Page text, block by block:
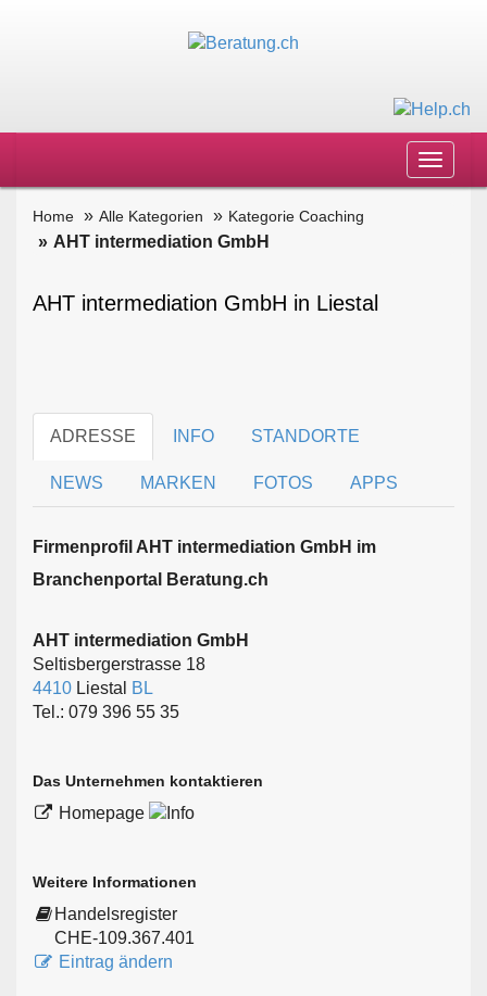
Toggle
Home Alle Kategorien Kategorie Coaching
AHT intermediation GmbH
AHT intermediation GmbH in Liestal
ADRESSE INFO STANDORTE
NEWS MARKEN FOTOS APPS
Firmen­profil AHT intermediation GmbH im
Branchen­portal Beratung.ch
AHT intermediation GmbH
Seltisbergerstrasse 18
4410 Liestal
BL
Tel.: 079 396 55 35
Das Unternehmen kontaktieren
Homepage
Weitere Informationen
Handelsregister
CHE-109.367.401
Eintrag ändern